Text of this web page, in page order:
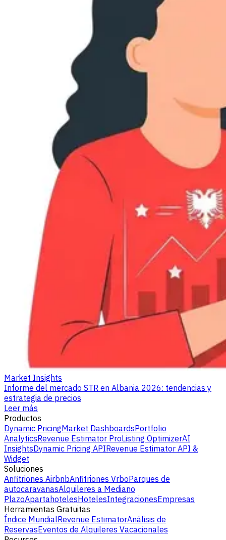
Market Insights
Informe del mercado STR en Albania 2026: tendencias y
estrategia de precios
Leer más
Productos
Dynamic PricingMarket DashboardsPortfolio
AnalyticsRevenue Estimator ProListing OptimizerAI
InsightsDynamic Pricing APIRevenue Estimator API &
Widget
Soluciones
Anfitriones AirbnbAnfitriones VrboParques de
autocaravanasAlquileres a Mediano
PlazoApartahotelesHotelesIntegracionesEmpresas
Herramientas Gratuitas
Índice MundialRevenue EstimatorAnálisis de
ReservasEventos de Alquileres Vacacionales